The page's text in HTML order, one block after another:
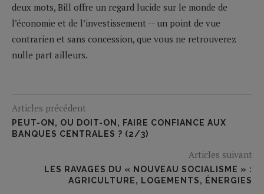
deux mots, Bill offre un regard lucide sur le monde de
l’économie et de l’investissement -- un point de vue
contrarien et sans concession, que vous ne retrouverez
nulle part ailleurs.
Articles précédent
PEUT-ON, OU DOIT-ON, FAIRE CONFIANCE AUX
BANQUES CENTRALES ? (2/3)
Articles suivant
LES RAVAGES DU « NOUVEAU SOCIALISME » :
AGRICULTURE, LOGEMENTS, ÉNERGIES